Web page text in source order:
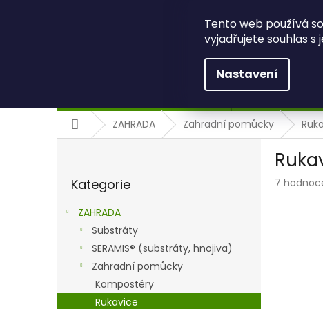
Tento web používá
vyjadřujete souhlas
Nastavení
DomůZAHRADA Zahradní pomůcky
a
kategorie
Kategorie
ZAHRADA
Substráty
SERAMIS® (substráty, hnojiva)
Zahradní pomůcky
Kompostéry
Rukavice
Průměrné
7